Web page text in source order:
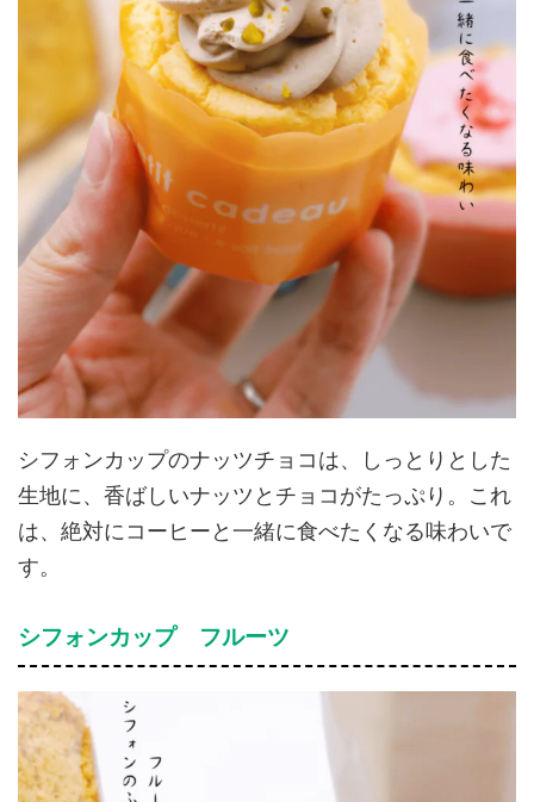
シフォンカップのナッツチョコは、しっとりとした
生地に、香ばしいナッツとチョコがたっぷり。これ
は、絶対にコーヒーと一緒に食べたくなる味わいで
す。
シフォンカップ フルーツ